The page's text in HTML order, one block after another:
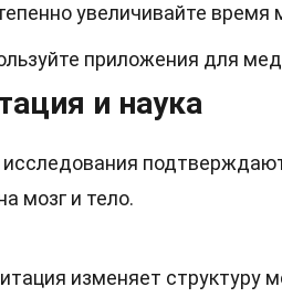
увеличивайте время
приложения для
и наука
мозг и тело.
изменяет структуру